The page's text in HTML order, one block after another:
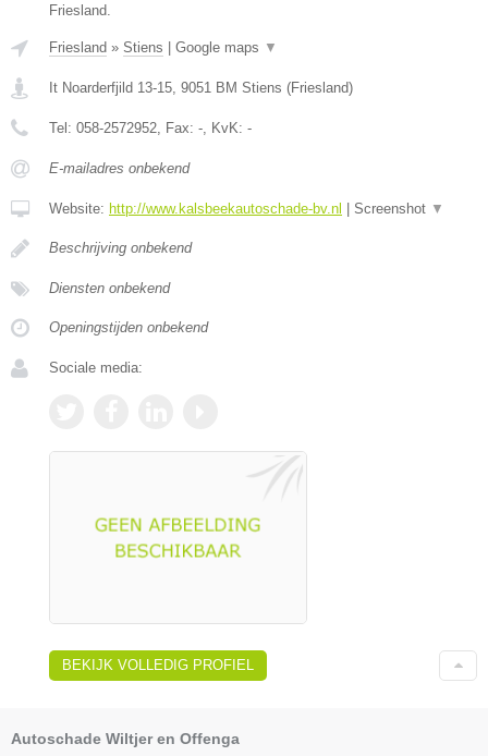
Friesland.
Friesland » Stiens Google maps ▼
It Noarderfjild 13-15, 9051 BM Stiens (Friesland)
Tel: 058-2572952, Fax: -, KvK: -
E-mailadres onbekend
Website: http://www.kalsbeekautoschade-bv.nl Screenshot ▼
Beschrijving onbekend
Diensten onbekend
Openingstijden onbekend
Sociale media:
BEKIJK VOLLEDIG PROFIEL
Autoschade Wiltjer en Offenga